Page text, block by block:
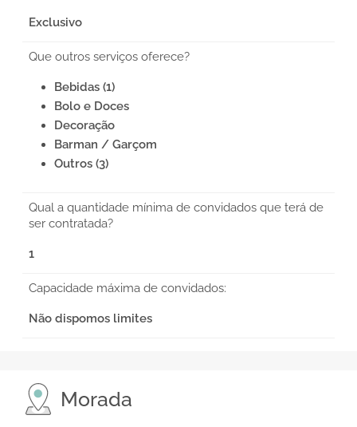
Exclusivo
Que outros serviços oferece?
Bebidas (1)
Bolo e Doces
Decoração
Barman / Garçom
Outros (3)
Qual a quantidade mínima de convidados que terá de
ser contratada?
1
Capacidade máxima de convidados:
Não dispomos limites
Morada